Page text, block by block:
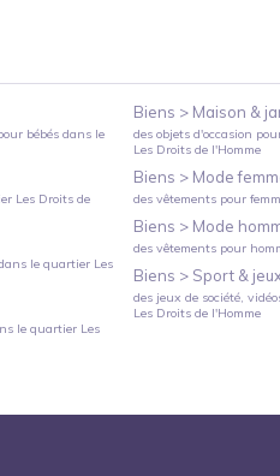
bébésdans le
Les Droits de
le quartier Les
le quartier Les
Biens > Maison &
des objets d'occasion
Les Droits de l'Homme
Biens > Mode
des vêtements pour
Biens > Mode
des vêtements pour
Biens > Sport &
des jeux de société,
Les Droits de l'Homme